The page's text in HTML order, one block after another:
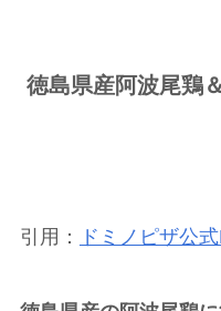
徳島県産阿波尾鶏
引用： ドミノピザ公